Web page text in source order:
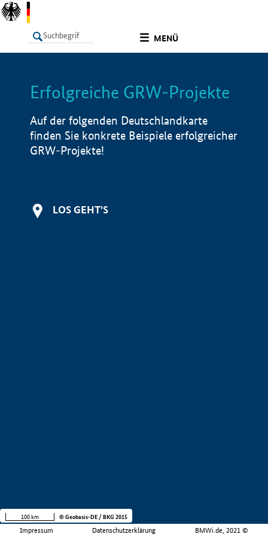
MENÜ
LISTE Info
Erfolgreiche GRW-Projekte
Auf der folgenden Deutschlandkarte
finden Sie konkrete Beispiele erfolgreicher
GRW-Projekte!
LOS GEHT'S
Impressum Datenschutzerklärung BMWi.de, 2021 ©
100 km © Geobasis-DE / BKG 2015